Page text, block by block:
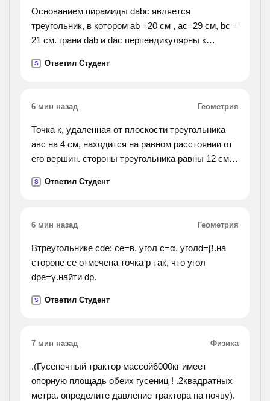
Основанием пирамиды dabc является
треугольник, в котором ab =20 см , ac=29 см, bc =
21 см. грани dab и dac перпендикулярны к
ней угол в 60 градусов. найдети объем
S Ответил Студент
6 мин назад Геометрия
Точка к, удаленная от плоскости треугольника
авс на 4 см, находится на равном расстоянии от
его вершин. стороны треугольника равны 12 см.
плоскость треугольника. б) расстояние от точки
S Ответил Студент
6 мин назад Геометрия
Втреугольнике cde: се=в, угол с=α, уголd=β.на
стороне се отмечена точка р так, что угол
dpe=γ.найти dp.
S Ответил Студент
7 мин назад Физика
.(Гусенечный трактор массой6000кг имеет
опорную площадь обеих гусениц ! .2квадратных
метра. определите давление трактора на почву).